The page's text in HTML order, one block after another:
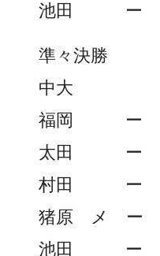
池田 ー
準々決勝
中大
福岡 ー
太田 ー
村田
猪原 メ
池田 ー